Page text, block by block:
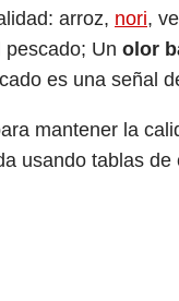
arroz, nori,
Un olor
es una señal
mantener la
usando tablas